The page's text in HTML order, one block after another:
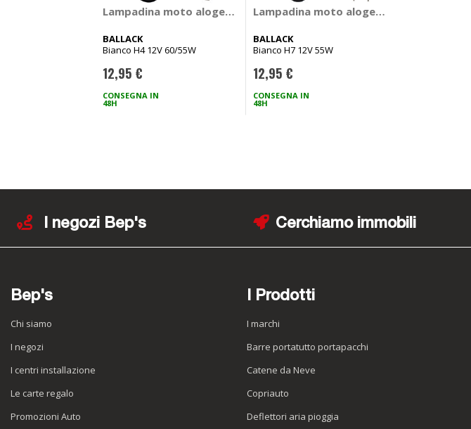
Lampadina moto alogena Night - BALLACK
BALLACK
Bianco H4 12V 60/55W
12,95 €
CONSEGNA IN
48H
Lampadina moto alogena Night - BALLACK
BALLACK
Bianco H7 12V 55W
12,95 €
CONSEGNA IN
48H
I negozi Bep's Cerchiamo immobili
Bep's
Chi siamo
I negozi
I centri installazione
Le carte regalo
Promozioni Auto
I Prodotti
I marchi
Barre portatutto portapacchi
Catene da Neve
Copriauto
Deflettori aria pioggia